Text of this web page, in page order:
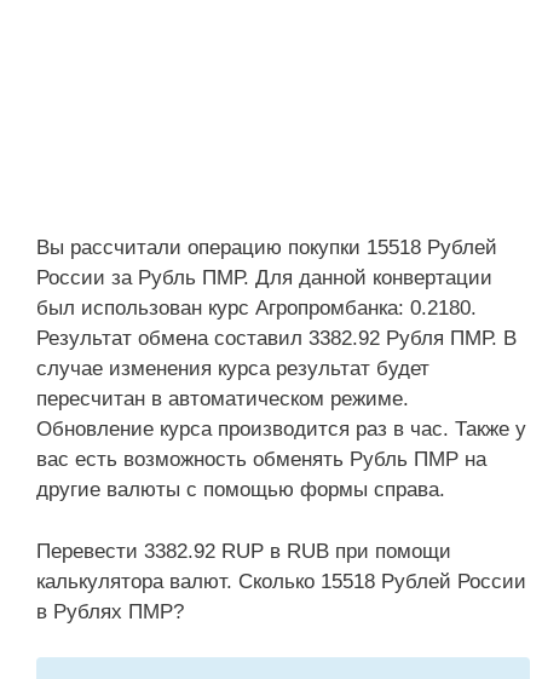
Вы рассчитали операцию покупки 15518 Рублей
России за Рубль ПМР. Для данной конвертации
был использован курс Агропромбанка: 0.2180.
Результат обмена составил 3382.92 Рубля ПМР. В
случае изменения курса результат будет
пересчитан в автоматическом режиме.
Обновление курса производится раз в час. Также у
вас есть возможность обменять Рубль ПМР на
другие валюты с помощью формы справа.
Перевести 3382.92 RUP в RUB при помощи
калькулятора валют. Сколько 15518 Рублей России
в Рублях ПМР?